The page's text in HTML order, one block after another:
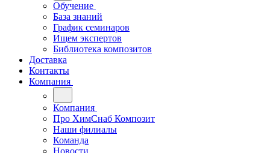
Обучение
База знаний
График семинаров
Ищем экспертов
Библиотека композитов
Доставка
Контакты
Компания
Компания
Про ХимСнаб Композит
Наши филиалы
Команда
Новости